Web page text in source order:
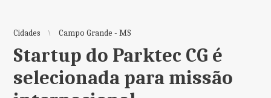
Cidades Campo Grande - MS
Startup do Parktec CG é
selecionada para missão